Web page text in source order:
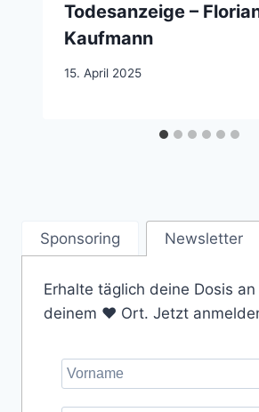
Todesanzeige –
Kaufmann
15. April 2025
Sponsoring Newsletter
Erhalte täglich deine Dosis
deinem ❤️ Ort. Jetzt